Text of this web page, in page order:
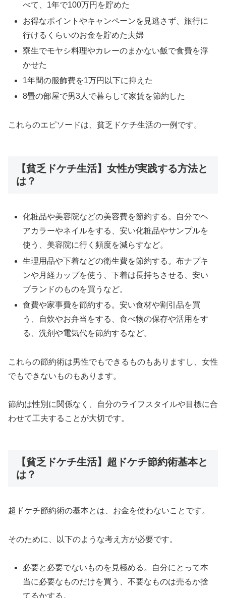
べて、1年で100万円を貯めた
お得なポイントやキャンペーンを見逃さず、旅行に
行けるくらいのお金を貯めた夫婦
寮生でモヤシ料理やカレーのまかない飯で食費を浮
かせた
1年間の服飾費を1万円以下に抑えた
8畳の部屋で男3人で暮らして家賃を節約した
これらのエピソードは、貧乏ドケチ生活の一例です。
【貧乏ドケチ生活】女性が実践する方法と
は？
化粧品や美容院などの美容費を節約する。自分でヘ
アカラーやネイルをする、安い化粧品やサンプルを
使う、美容院に行く頻度を減らすなど。
生理用品や下着などの衛生費を節約する。布ナプキ
ンや月経カップを使う、下着は長持ちさせる、安い
ブランドのものを買うなど。
食費や家事費を節約する。安い食材や割引品を買
う、自炊やお弁当をする、食べ物の保存や活用をす
る、洗剤や電気代を節約するなど。
これらの節約術は男性でもできるものもありますし、女性
でもできないものもあります。
節約は性別に関係なく、自分のライフスタイルや目標に合
わせて工夫することが大切です。
【貧乏ドケチ生活】超ドケチ節約術基本と
は？
超ドケチ節約術の基本とは、お金を使わないことです。
そのために、以下のような考え方が必要です。
必要と必要でないものを見極める。自分にとって本
当に必要なものだけを買う、不要なものは売るか捨
てるかする。